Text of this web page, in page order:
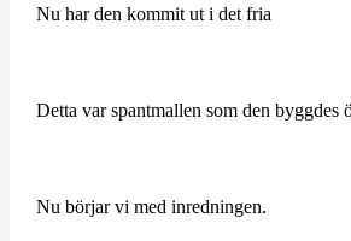
Nu har den kommit ut i det fria
Detta var spantmallen som den byggdes
Nu börjar vi med inredningen.